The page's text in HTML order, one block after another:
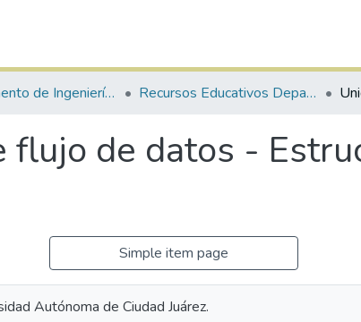
Departamento de Ingeniería Eléctrica y Computación Recursos Educativos Departamento de Ingeniería Eléctrica y Computación
flujo de datos -
Simple item page
Autónoma de Ciudad Juárez.